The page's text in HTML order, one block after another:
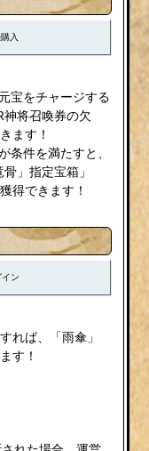
入
宝をチャージする
将召喚券の欠
ます！
件を満たすと、
」指定宝箱」
得できます！
ン
れば、「雨傘」
す！